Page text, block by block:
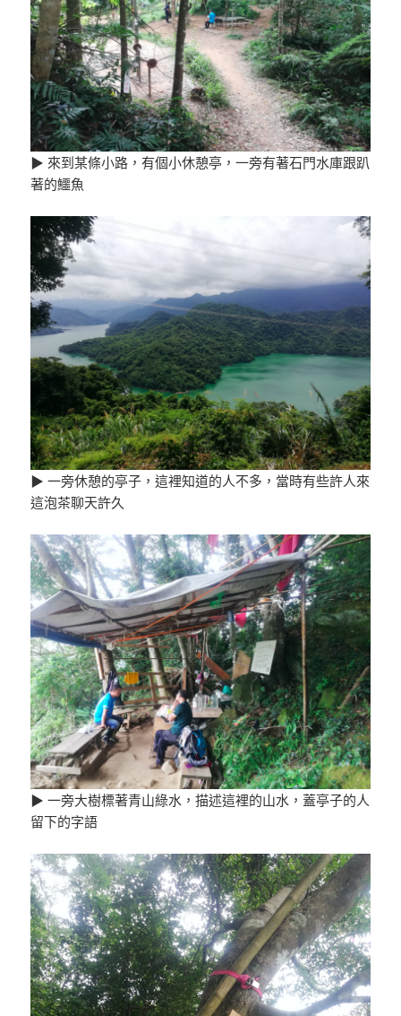
▶ 來到某條小路，有個小休憩亭，一旁有著石門水庫跟趴
著的鱷魚
▶ 一旁休憩的亭子，這裡知道的人不多，當時有些許人來
這泡茶聊天許久
▶ 一旁大樹標著青山綠水，描述這裡的山水，蓋亭子的人
留下的字語